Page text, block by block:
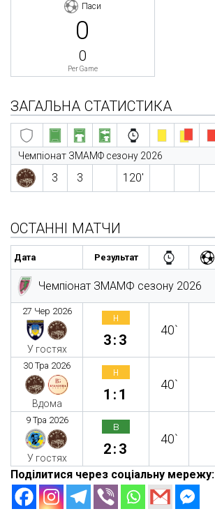
Паси
0
0
Per Game
ЗАГАЛЬНА СТАТИСТИКА
Чемпіонат ЗМАМФ сезону 2026
3 3 120′
ОСТАННІ МАТЧИ
Дата Результат
Чемпіонат ЗМАМФ сезону 2026
27 Чер 2026
У гостях
н
3:3
40`
30 Тра 2026
Вдома
н
1:1
40`
9 Тра 2026
У гостях
в
2:3
40`
Поділитися через соціальну мережу: